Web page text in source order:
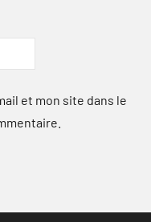
et mon site dans le